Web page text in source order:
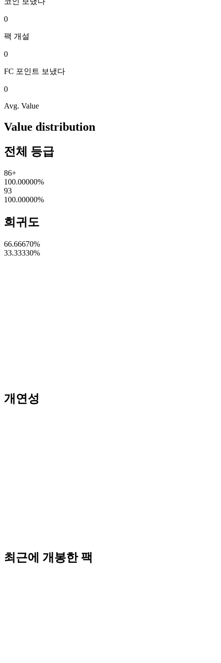
0
팩 개설
0
FC 포인트 보냈다
0
Avg. Value
Value distribution
전체 등급
86+
100.00000%
93
100.00000%
희귀도
66.66670%
33.33330%
개연성
최근에 개봉한 팩